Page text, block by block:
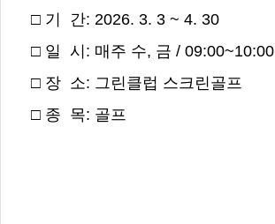
□ 기 간: 2026. 3. 3 ~ 4. 30
□ 일 시: 매주 수, 금 / 09:00~10:00
□ 장 소: 그린클럽 스크린골프
□ 종 목: 골프